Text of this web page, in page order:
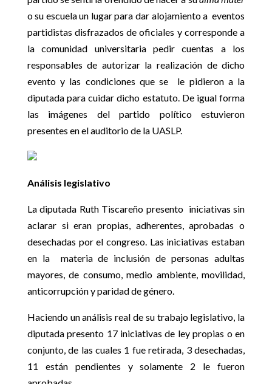
o su escuela un lugar para dar alojamiento a eventos
partidistas disfrazados de oficiales y corresponde a
la comunidad universitaria pedir cuentas a los
responsables de autorizar la realización de dicho
evento y las condiciones que se le pidieron a la
diputada para cuidar dicho estatuto. De igual forma
las imágenes del partido político estuvieron
presentes en el auditorio de la UASLP.
Análisis legislativo
La diputada Ruth Tiscareño presento iniciativas sin
aclarar si eran propias, adherentes, aprobadas o
desechadas por el congreso. Las iniciativas estaban
en la materia de inclusión de personas adultas
mayores, de consumo, medio ambiente, movilidad,
anticorrupción y paridad de género.
Haciendo un análisis real de su trabajo legislativo, la
diputada presento 17 iniciativas de ley propias o en
conjunto, de las cuales 1 fue retirada, 3 desechadas,
11 están pendientes y solamente 2 le fueron